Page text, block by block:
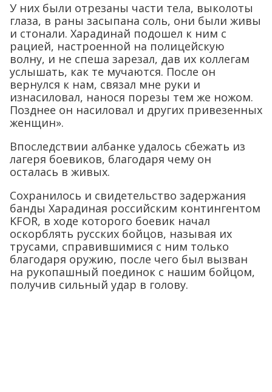
У них были отрезаны части тела, выколоты
глаза, в раны засыпана соль, они были живы
и стонали. Харадинай подошел к ним с
рацией, настроенной на полицейскую
волну, и не спеша зарезал, дав их коллегам
услышать, как те мучаются. После он
вернулся к нам, связал мне руки и
изнасиловал, нанося порезы тем же ножом.
Позднее он насиловал и других привезенных
женщин».
Впоследствии албанке удалось сбежать из
лагеря боевиков, благодаря чему он
осталась в живых.
Сохранилось и свидетельство задержания
банды Харадиная российским контингентом
KFOR, в ходе которого боевик начал
оскорблять русских бойцов, называя их
трусами, справившимися с ним только
благодаря оружию, после чего был вызван
на рукопашный поединок с нашим бойцом,
получив сильный удар в голову.